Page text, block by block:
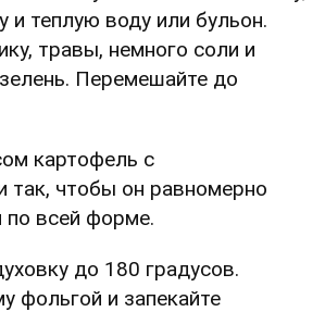
и теплую воду или бульон.
травы, немного соли и
Перемешайте до
картофель с
так, чтобы он равномерно
по всей форме.
до 180 градусов.
фольгой и запекайте